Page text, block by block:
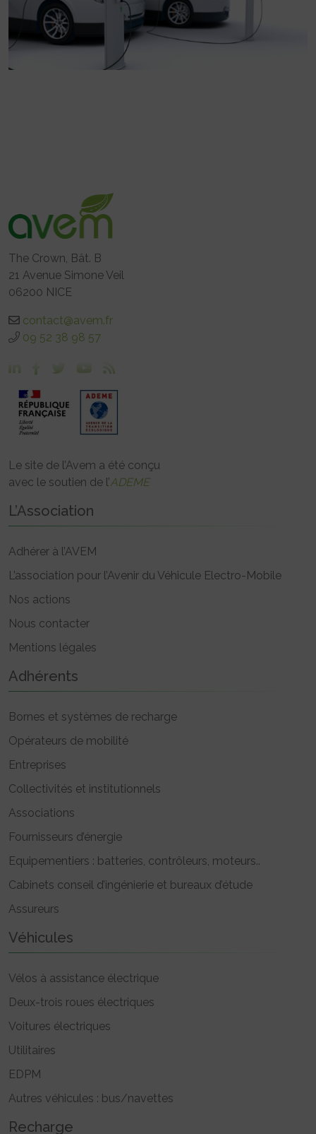
The Crown, Bât. B
21 Avenue Simone Veil
06200 NICE
contact@avem.fr
09 52 38 98 57
Le site de l’Avem a été conçu
avec le soutien de l’ADEME
L’Association
Adhérer à l’AVEM
L’association pour l’Avenir du Véhicule Electro-Mobile
Nos actions
Nous contacter
Mentions légales
Adhérents
Bornes et systèmes de recharge
Opérateurs de mobilité
Entreprises
Collectivités et institutionnels
Associations
Fournisseurs d’énergie
Equipementiers : batteries, contrôleurs, moteurs..
Cabinets conseil d’ingénierie et bureaux d’étude
Assureurs
Véhicules
Vélos à assistance électrique
Deux-trois roues électriques
Voitures électriques
Utilitaires
EDPM
Autres véhicules : bus/navettes
Recharge